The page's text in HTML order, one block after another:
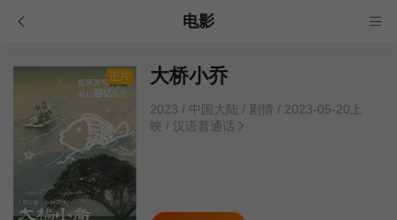
电影
正片 大桥小乔
2023 / 中国大陆 / 剧情 / 2023-05-20上
映 / 汉语普通话